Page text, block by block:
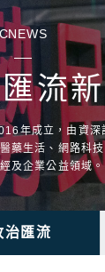
流
年成立，由資深
藥生活、網路科
及企業公益領域。
治匯流